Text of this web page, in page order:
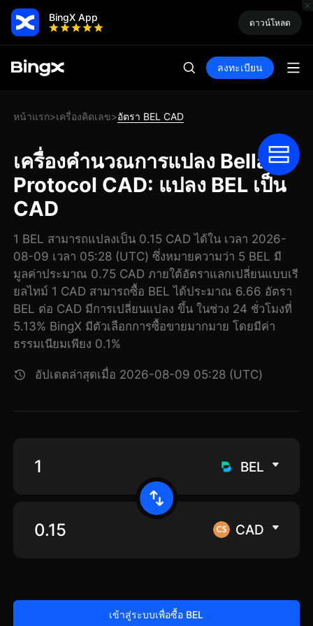
BingX App ดาวน์โหลด
ลงทะเบียน
หน้าแรก>เครื่องคิดเลข>อัตรา BEL CAD
เครื่องคำนวณการแปลง Bella
Protocol CAD: แปลง BEL เป็น
CAD
1 BEL สามารถแปลงเป็น 0.15 CAD ได้ใน เวลา 2026-
08-09 เวลา 05:28 (UTC) ซึ่งหมายความว่า 5 BEL มี
มูลค่าประมาณ 0.75 CAD ภายใต้อัตราแลกเปลี่ยนแบบเรี
ยลไทม์ 1 CAD สามารถซื้อ BEL ได้ประมาณ 6.66 อัตรา
BEL ต่อ CAD มีการเปลี่ยนแปลง ขึ้น ในช่วง 24 ชั่วโมงที่
5.13% BingX มีตัวเลือกการซื้อขายมากมาย โดยมีค่า
ธรรมเนียมเพียง 0.1%
อัปเดตล่าสุดเมื่อ 2026-08-09 05:28 (UTC)
BEL
CAD
เข้าสู่ระบบเพื่อซื้อ BEL